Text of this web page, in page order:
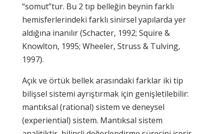
“somut”tur. Bu 2 tıp belleğin beynin farklı
hemisferlerindeki farklı sinirsel yapılarda yer
aldığına inanılır (Schacter, 1992; Squire &
Knowlton, 1995; Wheeler, Struss & Tulving,
1997).
Açık ve örtük bellek arasındaki farklar iki tip
bilişsel sistemi ayrıştırmak için genişletilebilir:
mantıksal (rational) sistem ve deneysel
(experiential) sistem. Mantıksal sistem